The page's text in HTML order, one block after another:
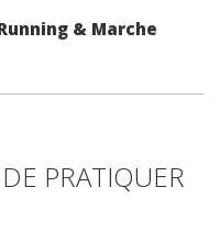
& Marche
PRATIQUER